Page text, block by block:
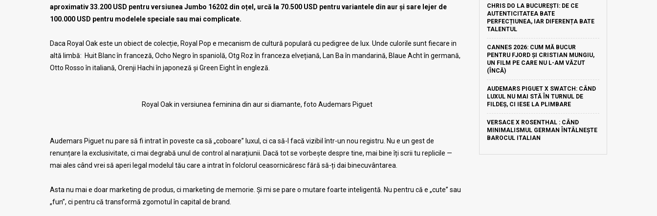
aproximativ 33.200 USD pentru versiunea Jumbo 16202 din oțel, urcă la 70.500 USD pentru variantele din aur și sare lejer de
100.000 USD pentru modelele speciale sau mai complicate.
Daca Royal Oak este un obiect de colecție, Royal Pop e mecanism de cultură populară cu pedigree de lux. Unde culorile sunt fiecare in
altă limbă: Huit Blanc în franceză, Ocho Negro în spaniolă, Otg Roz în franceza elvețiană, Lan Ba în mandarină, Blaue Acht în germană,
Otto Rosso în italiană, Orenji Hachi în japoneză și Green Eight în engleză.
Royal Oak in versiunea feminina din aur si diamante, foto Audemars Piguet
Audemars Piguet nu pare să fi intrat în poveste ca să „coboare” luxul, ci ca să-l facă vizibil într-un nou registru. Nu e un gest de
renunțare la exclusivitate, ci mai degrabă unul de control al narațiunii. Dacă tot se vorbește despre tine, mai bine îți scrii tu replicile —
mai ales când vrei să aperi legal modelul tău care a intrat în folclorul ceasornicăresc fără să-ți dai binecuvântarea.
Asta nu mai e doar marketing de produs, ci marketing de memorie. Și mi se pare o mutare foarte inteligentă. Nu pentru că e „cute” sau
„fun”, ci pentru că transformă zgomotul în capital de brand.
CHRIS DO LA BUCUREȘTI: DE CE
AUTENTICITATEA BATE
PERFECȚIUNEA, IAR DIFERENȚA BATE
TALENTUL
CANNES 2026: CUM MĂ BUCUR
PENTRU FJORD ȘI CRISTIAN MUNGIU,
UN FILM PE CARE NU L-AM VĂZUT
(ÎNCĂ)
AUDEMARS PIGUET X SWATCH: CÂND
LUXUL NU MAI STĂ ÎN TURNUL DE
FILDEȘ, CI IESE LA PLIMBARE
VERSACE X ROSENTHAL : CÂND
MINIMALISMUL GERMAN ÎNTÂLNEȘTE
BAROCUL ITALIAN